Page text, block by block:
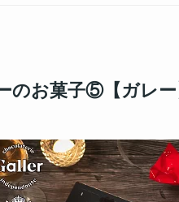
のお菓子⑤【ガレ